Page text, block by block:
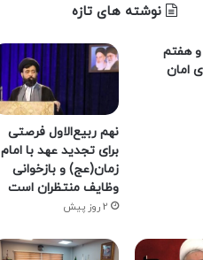
نوشته های تازه
هفتم
امان
نهم ربیع‌الاول فرصتی
برای تجدید عهد با امام
زمان(عج) و بازخوانی
وظایف منتظران است
2 روز پیش